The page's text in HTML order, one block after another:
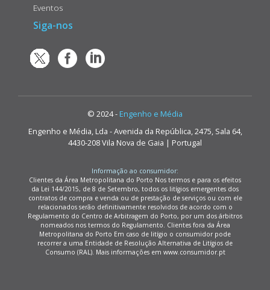
Eventos
Siga-nos
© 2024 - Engenho e Média
Engenho e Média, Lda - Avenida da República, 2475, Sala 64,
4430-208 Vila Nova de Gaia | Portugal
Informação ao consumidor:
Clientes da Área Metropolitana do Porto Nos termos e para os efeitos
da Lei 144/2015, de 8 de Setembro, todos os litígios emergentes dos
contratos de compra e venda ou de prestação de serviços ou com ele
relacionados serão definitivamente resolvidos de acordo com o
Regulamento do Centro de Arbitragem do Porto, por um dos árbitros
nomeados nos termos do Regulamento. Clientes fora da Área
Metropolitana do Porto Em caso de litígio o consumidor pode
recorrer a uma Entidade de Resolução Alternativa de Litígios de
Consumo (RAL). Mais informações em www.consumidor.pt